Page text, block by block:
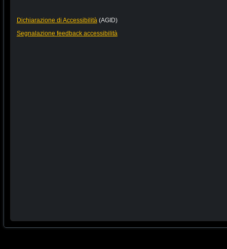
Dichiarazione di Accessibilità (AGID)
Segnalazione feedback accessibilità